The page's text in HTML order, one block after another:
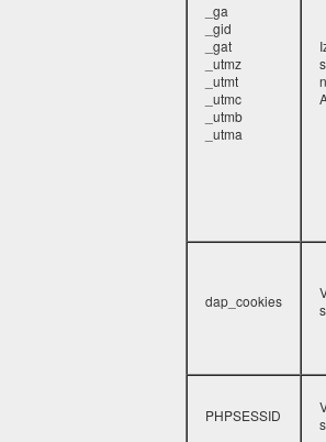
_ga
_gid
_gat
_utmz
_utmt
_utmc
_utmb
_utma
dap_cookies
PHPSESSID